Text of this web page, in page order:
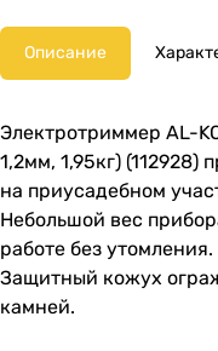
Описание
Электротриммер AL-
1,2мм, 1,95кг)
на приусадебном
Небольшой вес
работе без утомления.
Защитный кожух
камней.